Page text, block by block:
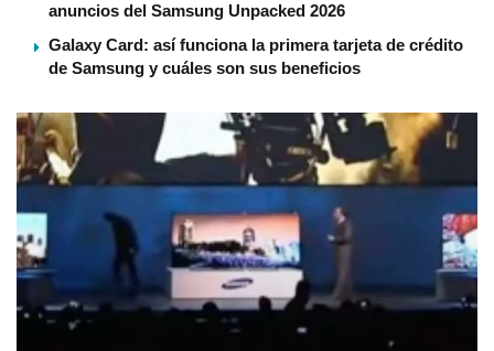
anuncios del Samsung Unpacked 2026
Galaxy Card: así funciona la primera tarjeta de crédito
de Samsung y cuáles son sus beneficios